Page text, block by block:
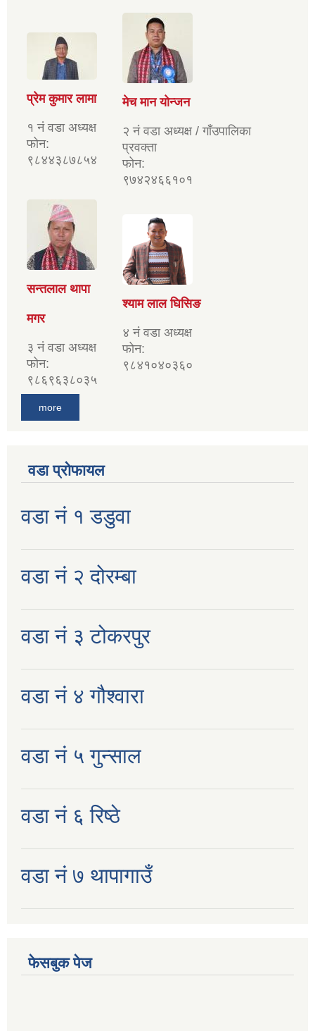
प्रेम कुमार लामा
१ नं वडा अध्यक्ष
फोन:
९८४४३८७८५४
मेच मान योन्जन
२ नं वडा अध्यक्ष / गाँउपालिका
प्रवक्ता
फोन:
९७४२४६६१०१
सन्तलाल थापा
मगर
३ नं वडा अध्यक्ष
फोन:
९८६९६३८०३५
श्याम लाल घिसिङ
४ नं वडा अध्यक्ष
फोन:
९८४१०४०३६०
more
वडा प्रोफायल
वडा नं १ डडुवा
वडा नं २ दोरम्बा
वडा नं ३ टोकरपुर
वडा नं ४ गौश्वारा
वडा नं ५ गुन्साल
वडा नं ६ रिष्ठे
वडा नं ७ थापागाउँ
फेसबुक पेज